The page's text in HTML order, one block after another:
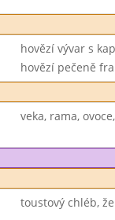
hovězí vývar s
hovězí pečeně
veka, rama,
toustový chléb,